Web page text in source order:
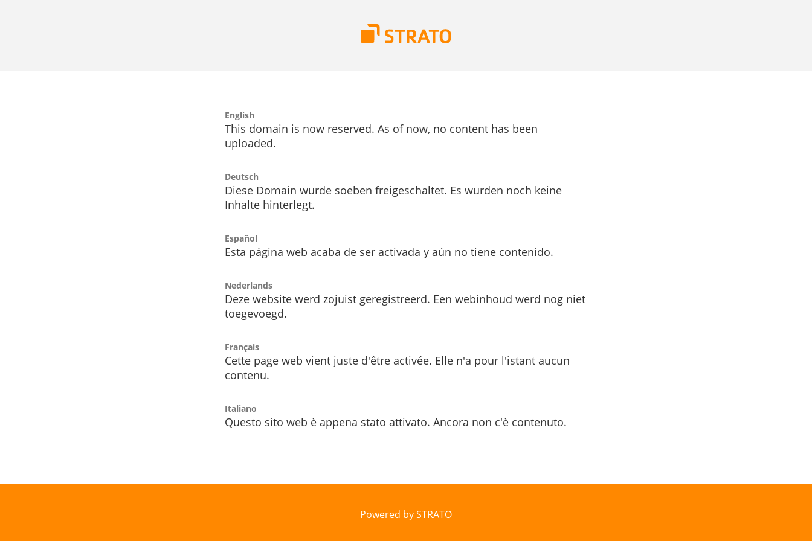
English
This domain is now reserved. As of now, no content has been
uploaded.
Deutsch
Diese Domain wurde soeben freigeschaltet. Es wurden noch keine
Inhalte hinterlegt.
Español
Esta página web acaba de ser activada y aún no tiene contenido.
Nederlands
Deze website werd zojuist geregistreerd. Een webinhoud werd nog niet
toegevoegd.
Français
Cette page web vient juste d'être activée. Elle n'a pour l'istant aucun
contenu.
Italiano
Questo sito web è appena stato attivato. Ancora non c'è contenuto.
Powered by STRATO